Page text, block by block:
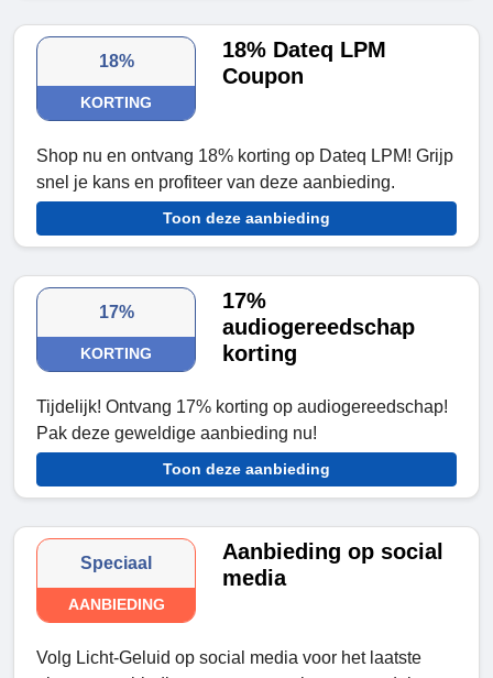
18%
KORTING
18% Dateq LPM
Coupon
Shop nu en ontvang 18% korting op Dateq LPM! Grijp
snel je kans en profiteer van deze aanbieding.
Toon deze aanbieding
17%
KORTING
17%
audiogereedschap
korting
Tijdelijk! Ontvang 17% korting op audiogereedschap!
Pak deze geweldige aanbieding nu!
Toon deze aanbieding
Speciaal
AANBIEDING
Aanbieding op social
media
Volg Licht-Geluid op social media voor het laatste